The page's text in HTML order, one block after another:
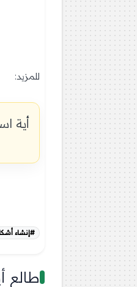
للمزيد:
أية
#إنشاء
طالع